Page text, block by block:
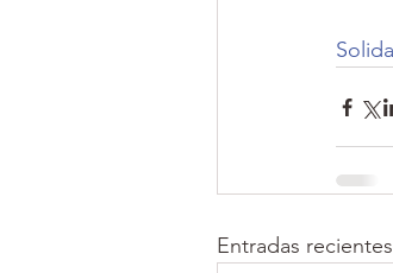
Entradas recientes